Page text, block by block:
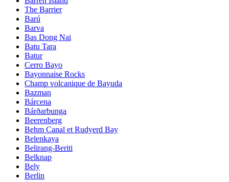
The Barrier
Barú
Barva
Bas Dong Nai
Batu Tara
Batur
Cerro Bayo
Bayonnaise Rocks
Champ volcanique de Bayuda
Bazman
Bárcena
Bárðarbunga
Beerenberg
Behm Canal et Rudyerd Bay
Belenkaya
Belirang-Beriti
Belknap
Bely
Berlin